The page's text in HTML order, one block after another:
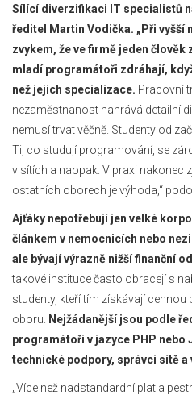
Sílící diverzifikaci IT specialistů
ředitel Martin Vodička. „Při vyšší
zvykem, že ve firmě jeden člověk
mladí programátoři zdráhají,
než jejich specializace. Pracovní
nezaměstnanost nahrává detailní
nemusí trvat věčně. Studenty od
Ti, co studují programování, se
v sítích a naopak. V praxi nakonec
ostatních oborech je výhoda,“
Ajťáky nepotřebují jen velké
článkem v nemocnicích nebo
ale bývají výrazně nižší finanční
takové instituce často obracejí s
studenty, kteří tím získávají cennou
oboru.
Nejžádanější jsou podle
programátoři v jazyce PHP nebo
technické podpory, správci sítě
„Více než nadstandardní plat a